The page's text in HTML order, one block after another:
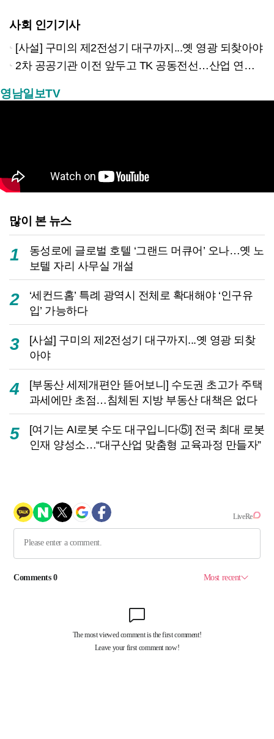
사회 인기기사
[사설] 구미의 제2전성기 대구까지...옛 영광 되찾아야
2차 공공기관 이전 앞두고 TK 공동전선…산업 연계형 유치 승부수
영남일보TV
많이 본 뉴스
1
동성로에 글로벌 호텔 ‘그랜드 머큐어’ 오나…옛 노
보텔 자리 사무실 개설
2
‘세컨드홈’ 특례 광역시 전체로 확대해야 ‘인구유
입’ 가능하다
3
[사설] 구미의 제2전성기 대구까지...옛 영광 되찾
아야
4
[부동산 세제개편안 뜯어보니] 수도권 초고가 주택
과세에만 초점…침체된 지방 부동산 대책은 없다
5
[여기는 AI로봇 수도 대구입니다⑤] 전국 최대 로봇
인재 양성소…“대구산업 맞춤형 교육과정 만들자”